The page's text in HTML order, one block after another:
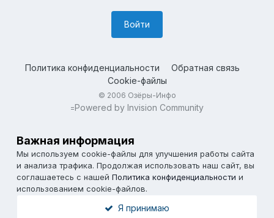
Войти
Политика конфиденциальности
Обратная связь
Cookie-файлы
© 2006 Озёры-Инфо
=Powered by Invision Community
Важная информация
Мы используем cookie-файлы для улучшения работы сайта
и анализа трафика. Продолжая использовать наш сайт, вы
соглашаетесь с нашей Политика конфиденциальности и
использованием cookie-файлов.
Я принимаю